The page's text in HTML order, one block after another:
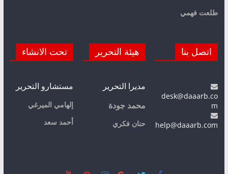
طلعت فهمي
اتصل بنا
desk@daaarb.co
m
help@daaarb.com
هيئة التحرير
مديرا التحرير
محمد جودة
حنان فكري
تحت الانشاء
مستشارو التحرير
إلهامي الميرغي
أحمد سعد